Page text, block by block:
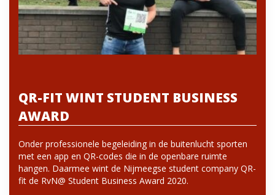
QR-FIT WINT STUDENT BUSINESS
AWARD
Onder professionele begeleiding in de buitenlucht sporten
met een app en QR-codes die in de openbare ruimte
hangen. Daarmee wint de Nijmeegse student company QR-
fit de RvN@ Student Business Award 2020.